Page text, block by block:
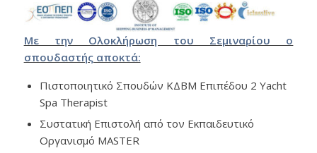
Με την Ολοκλήρωση του Σεμιναρίου ο
σπουδαστής αποκτά:
Πιστοποιητικό Σπουδών ΚΔΒΜ Επιπέδου 2 Yacht
Spa Therapist
Συστατική Επιστολή από τον Εκπαιδευτικό
Οργανισμό MASTER